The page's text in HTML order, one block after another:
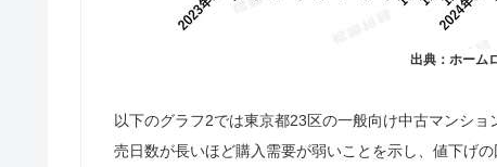
出典：ホーム
以下のグラフ2では東京都23区の一般向け中古マンシ
売日数が長いほど購入需要が弱いことを示し、値下げ